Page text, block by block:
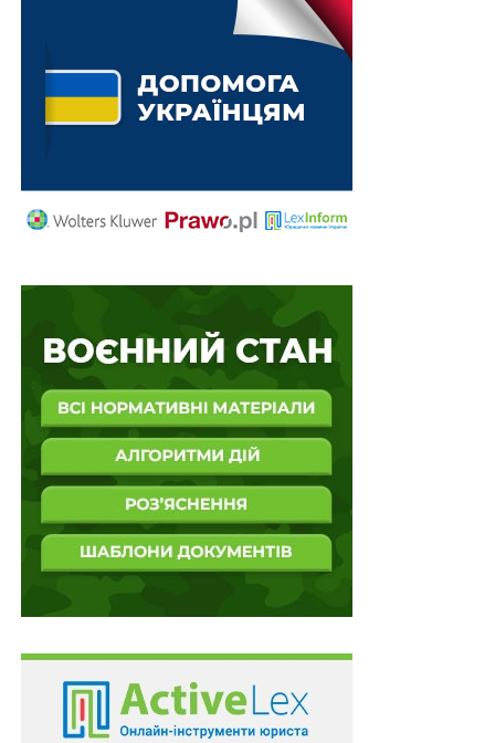
дарування з обов’язком передати дарунок у
майбутньому укладається в письмовій формі. В разі
недодержання письмової форми цей договір є
нікчемним. Договір дарування рухомих речей, які
мають особливу цінність, укладається в письмовій
обдаровуваний заволодів нею незаконно. Усно може
бути укладений договір дарування предметів
приватного нотаріуса у видачі свідоцтва про
право на спадщину за заповітом, який
оскаржується в судовому порядку
Заповіт складається в письмовій формі із
зазначенням місця та часу його складення. Заповіт
має бути особисто підписаний заповідачем. Якщо
особа не може особисто підписати заповіт, він
підписується відповідно дочастини четвертої статті
Кодексу. Заповіт має бути посвідчений
нотаріусом або іншими посадовими, службовими
особами, визначеними в статтях
Кабінету Міністрів України «Деякі питання нотаріату в
умовах воєнного стану» від 28 лютого 2022 року №